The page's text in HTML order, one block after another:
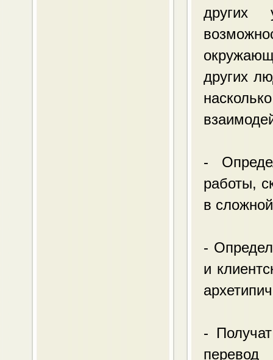
других
других
-
работы,
в
-
и
-